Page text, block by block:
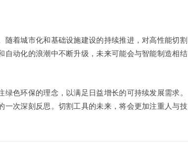
着城市化和基础设施建设的持续推进，对高性能切割
动化的浪潮中不断升级，未来可能会与智能制造相结
色环保的理念，以满足日益增长的可持续发展需求。
次深刻反思。切割工具的未来，将会更加注重人与技